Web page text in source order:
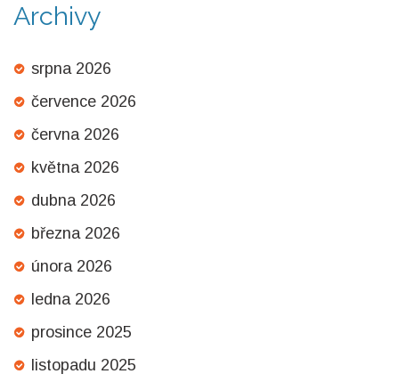
Archivy
srpna 2026
července 2026
června 2026
května 2026
dubna 2026
března 2026
února 2026
ledna 2026
prosince 2025
listopadu 2025